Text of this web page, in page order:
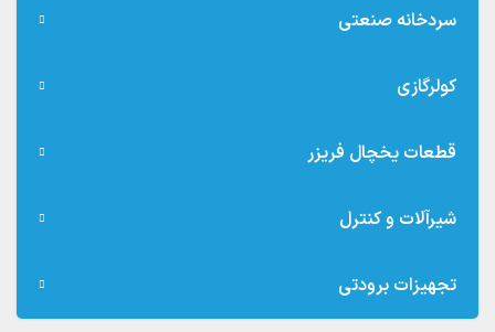
سردخانه صنعتی
کولرگازی
قطعات یخچال فریزر
شیرآلات و کنترل
تجهیزات برودتی